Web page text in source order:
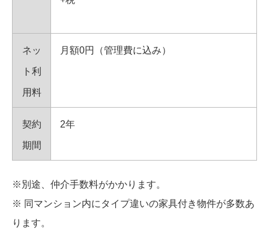
ネッ
ト利
用料
月額0円（管理費に込み）
契約
期間
2年
※別途、仲介手数料がかかります。
※ 同マンション内にタイプ違いの家具付き物件が多数あ
ります。